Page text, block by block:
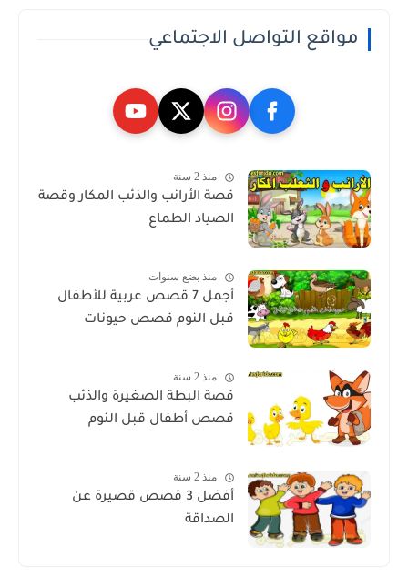
مواقع التواصل الاجتماعي
منذ 2 سنة
قصة الأرانب والذئب المكار وقصة
الصياد الطماع
منذ بضع سنوات
أجمل 7 قصص عربية للأطفال
قبل النوم قصص حيونات
منذ 2 سنة
قصة البطة الصغيرة والذئب
قصص أطفال قبل النوم
منذ 2 سنة
أفضل 3 قصص قصيرة عن
الصداقة